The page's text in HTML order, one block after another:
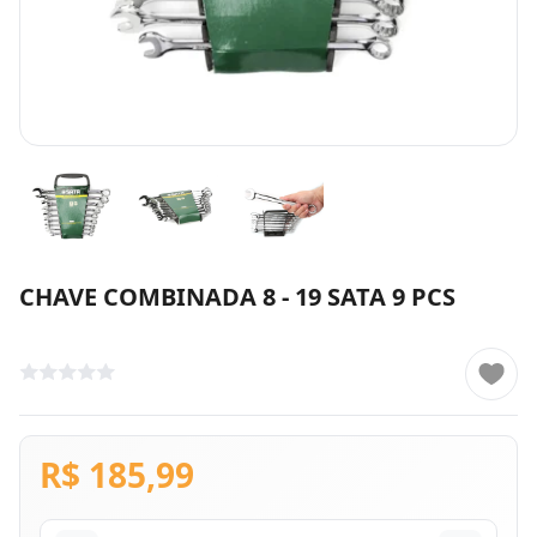
CHAVE COMBINADA 8 - 19 SATA 9 PCS
R$ 185,99